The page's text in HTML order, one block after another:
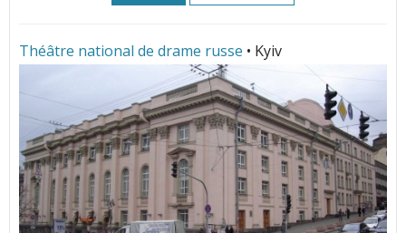
Théâtre national de drame russe • Kyiv